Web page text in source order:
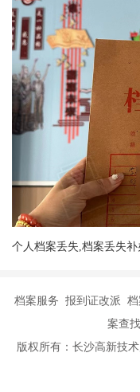
个人档案丢失,档案丢失
档案服务 报到证改派
案查
版权所有：长沙高新技